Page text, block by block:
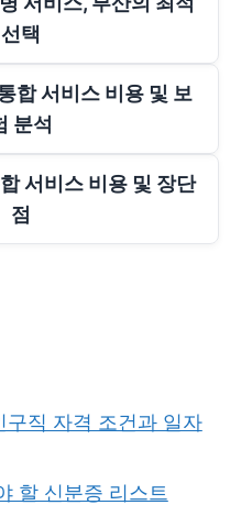
선택
합 서비스 비용 및 보
분석
서비스 비용 및 장단
점
구직 자격 조건과 일자
할 신분증 리스트